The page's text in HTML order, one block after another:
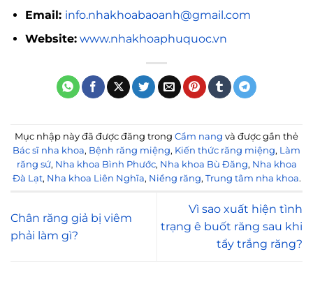
Email: info.nhakhoabaoanh@gmail.com
Website: www.nhakhoaphuquoc.vn
Mục nhập này đã được đăng trong Cẩm nang và được gắn thẻ
Bác sĩ nha khoa, Bệnh răng miệng, Kiến thức răng miệng, Làm
răng sứ, Nha khoa Bình Phước, Nha khoa Bù Đăng, Nha khoa
Đà Lạt, Nha khoa Liên Nghĩa, Niềng răng, Trung tâm nha khoa.
Chân răng giả bị viêm
phải làm gì?
Vì sao xuất hiện tình
trạng ê buốt răng sau khi
tẩy trắng răng?